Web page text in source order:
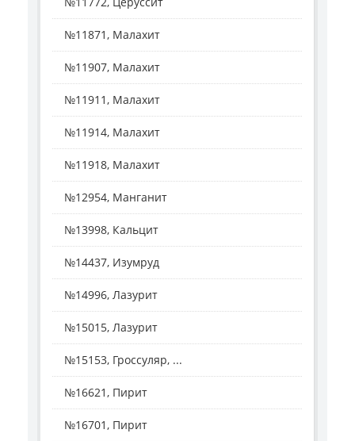
№11871, Малахит
№11907, Малахит
№11911, Малахит
№11914, Малахит
№11918, Малахит
№12954, Манганит
№13998, Кальцит
№14437, Изумруд
№14996, Лазурит
№15015, Лазурит
№15153, Гроссуляр, ...
№16621, Пирит
№16701, Пирит